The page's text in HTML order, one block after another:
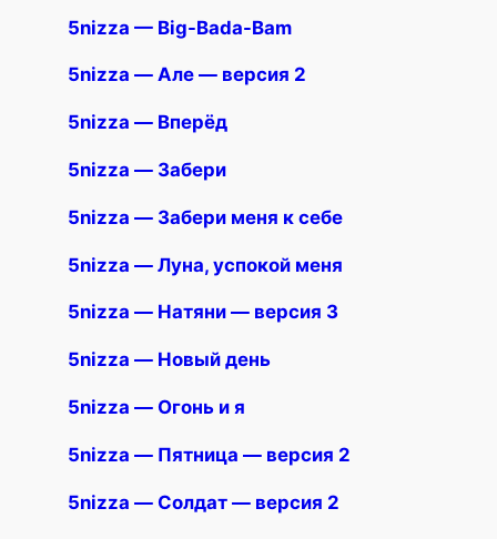
5nizza — Big-Bada-Bam
5nizza — Але — версия 2
5nizza — Вперёд
5nizza — Забери
5nizza — Забери меня к себе
5nizza — Луна, успокой меня
5nizza — Натяни — версия 3
5nizza — Новый день
5nizza — Огонь и я
5nizza — Пятница — версия 2
5nizza — Солдат — версия 2